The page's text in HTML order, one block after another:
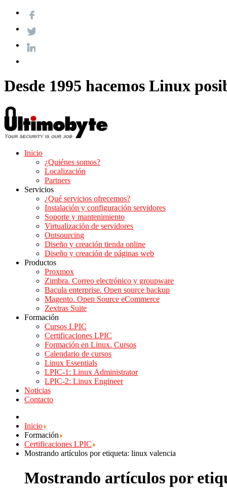
Desde 1995 hacemos Linux
Inicio
¿Quiénes somos?
Localización
Partners
Servicios
¿Qué servicios ofrecemos?
Instalación y configuración servidores
Soporte y mantenimiento
Virtualización de servidores
Outsourcing
Diseño y creación tienda online
Diseño y creación de páginas web
Productos
Proxmox
Zimbra. Correo electrónico y groupware
Bacula enterprise. Open source backup
Magento. Open Source eCommerce
Zextras Suite
Formación
Cursos LPIC
Certificaciones LPIC
Formación en Linux. Cursos
Calendario de cursos
Linux Essentials
LPIC-1: Linux Administrator
LPIC-2: Linux Engineer
Noticias
Contacto
Inicio
Formación
Certificaciones LPIC
Mostrando artículos por etiqueta: linux valencia
Mostrando artículos por